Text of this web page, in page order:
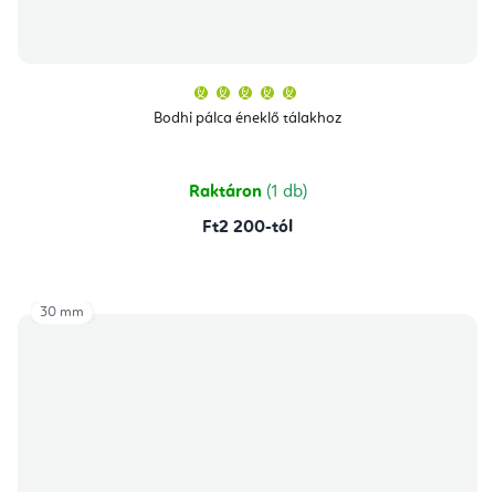
Bodhi pálca éneklő tálakhoz
átlagos
értékelése
csillag.
Raktáron (1 db)
Ft2 200-tól
30 mm